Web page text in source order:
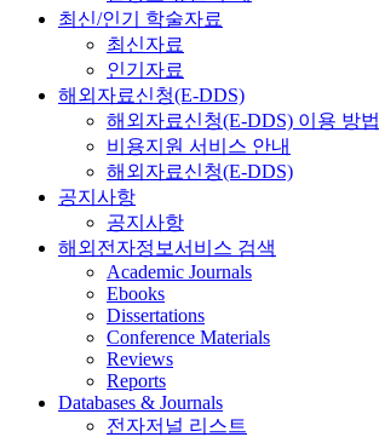
최신/인기 학술자료
최신자료
인기자료
해외자료신청(E-DDS)
해외자료신청(E-DDS) 이용 방법
비용지원 서비스 안내
해외자료신청(E-DDS)
공지사항
공지사항
해외전자정보서비스 검색
Academic Journals
Ebooks
Dissertations
Conference Materials
Reviews
Reports
Databases & Journals
전자저널 리스트